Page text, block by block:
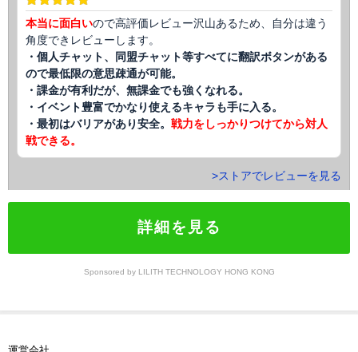
本当に面白いので高評価レビュー沢山あるため、自分は違う
角度できレビューします。
・個人チャット、同盟チャット等すべてに翻訳ボタンがある
ので最低限の意思疎通が可能。
・課金が有利だが、無課金でも強くなれる。
・イベント豊富でかなり使えるキャラも手に入る。
・最初はバリアがあり安全。 戦力をしっかりつけてから対人
戦できる。
>ストアでレビューを見る
詳細を見る
Sponsored by LILITH TECHNOLOGY HONG KONG